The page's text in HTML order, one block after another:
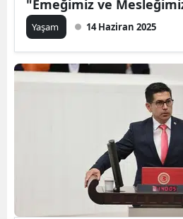
"Emeğimiz ve
Değersizleştiriliyor!"
Yaşam 14 Haziran 2025